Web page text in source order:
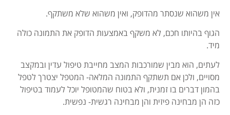
אין משהוא שנסתר מהדופק, ואין משהוא שלא משתקף.
הגוף בהיותו חכם, לא משקף באמצעות הדופק את התמונה כולה
מיד.
לעתים, הוא מבין שמורכבות המצב מחייבת טיפול עדין ובמקצב
מסויים, ולכן אם תשתקף התמונה המלאה- המטפל יצטרך לטפל
בהמון דברים בו זמנית, ולא בטוח שהמטופל יוכל לעמוד בטיפול
כזה הן מבחינה פיזית והן מבחינה רגשית- נפשית.